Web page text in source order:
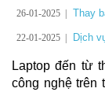
26-01-2025 | Thay
22-01-2025 | Dịch
Laptop đến từ
công nghệ trên